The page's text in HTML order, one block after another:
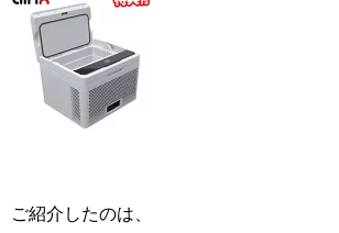
ご紹介したのは、